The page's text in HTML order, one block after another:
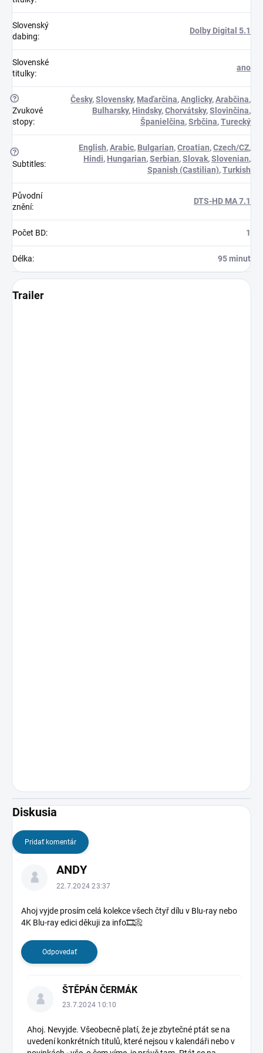
Slovenský
dabing:
Dolby Digital 5.1
Slovenské
titulky:
ano
?
Zvukové
stopy:
Česky,Slovensky, Maďarčina,Anglicky,Arabčina,
Bulharsky, Hindsky,Chorvátsky,Slovinčina,
Španielčina,Srbčina,Turecký
?
Subtitles:
English,Arabic, Bulgarian,Croatian,Czech/CZ,
Hindi, Hungarian,Serbian,Slovak,Slovenian,
Spanish (Castilian),Turkish
Původní
znění:
DTS-HD MA 7.1
Počet BD: 1
Délka: 95 minut
Trailer
Diskusia
Pridať komentár
ANDY
22.7.2024 23:37
Ahoj vyjde prosím celá kolekce všech čtyř dílu v Blu-ray nebo
4K Blu-ray edici děkuji za info🎞️📀
Odpovedať
ŠTĚPÁN ČERMÁK
23.7.2024 10:10
Ahoj. Nevyjde. Všeobecně platí, že je zbytečné ptát se na
uvedení konkrétních titulů, které nejsou v kalendáři nebo v